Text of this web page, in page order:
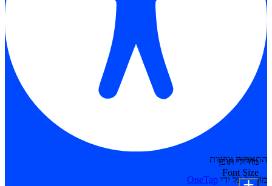
התאמות נגישות
מופעל על ידי OneTap
מודולי תוכן
Font Size